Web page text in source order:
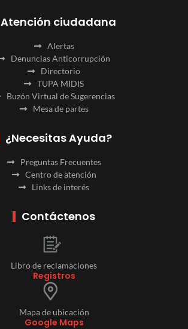
Atención ciudadana
Alertas
Denuncias Anticorrupción
Directorio
TUPA MIDIS
Buzón Virtual de Sugerencias
Mesa de partes
¿Necesitas Ayuda?
Preguntas Frecuentes
Centro de atención
Links de interés
Contáctenos
Libro de reclamaciones
Registros
Mapa de ubicación
Google Maps